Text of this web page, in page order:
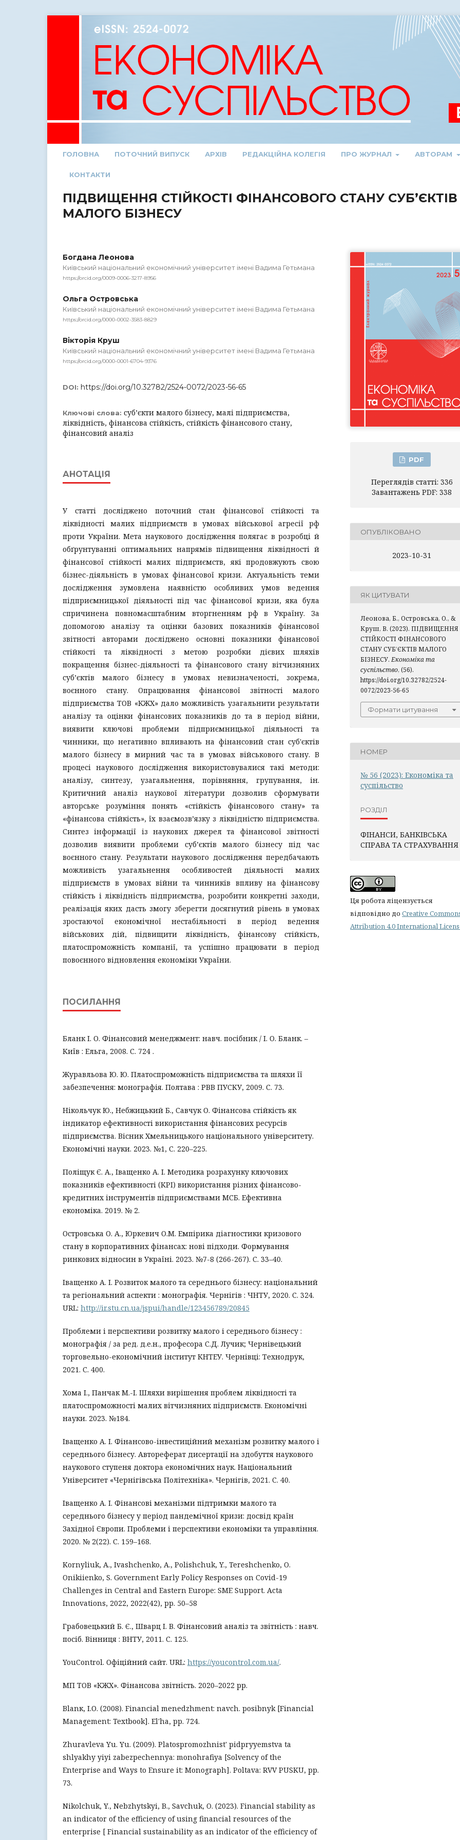
ГОЛОВНА ПОТОЧНИЙ ВИПУСК АРХІВ РЕДАКЦІЙНА КОЛЕГІЯ ПРО ЖУРНАЛ АВТОРАМ
КОНТАКТИ
ПІДВИЩЕННЯ СТІЙКОСТІ ФІНАНСОВОГО СТАНУ СУБ’ЄКТІВ
МАЛОГО БІЗНЕСУ
Богдана Леонова
Київський національний економічний університет імені Вадима Гетьмана
https://orcid.org/0009-0006-3217-8956
Ольга Островська
Київський національний економічний університет імені Вадима Гетьмана
https://orcid.org/0000-0002-3583-8829
Вікторія Круш
Київський національний економічний університет імені Вадима Гетьмана
https://orcid.org/0000-0001-6704-9376
DOI: https://doi.org/10.32782/2524-0072/2023-56-65
Ключові слова: суб’єкти малого бізнесу, малі підприємства,
ліквідність, фінансова стійкість, стійкість фінансового стану,
фінансовий аналіз
АНОТАЦІЯ
У статті досліджено поточний стан фінансової стійкості та
ліквідності малих підприємств в умовах військової агресії рф
проти України. Мета наукового дослідження полягає в розробці й
обґрунтуванні оптимальних напрямів підвищення ліквідності й
фінансової стійкості малих підприємств, які продовжують свою
бізнес-діяльність в умовах фінансової кризи. Актуальність теми
дослідження зумовлена наявністю особливих умов ведення
підприємницької діяльності під час фінансової кризи, яка була
спричинена повномасштабним вторгненням рф в Україну. За
допомогою аналізу та оцінки базових показників фінансової
звітності авторами досліджено основні показники фінансової
стійкості та ліквідності з метою розробки дієвих шляхів
покращення бізнес-діяльності та фінансового стану вітчизняних
суб’єктів малого бізнесу в умовах невизначеності, зокрема,
воєнного стану. Опрацювання фінансової звітності малого
підприємства ТОВ «КЖХ» дало можливість узагальнити результати
аналізу та оцінки фінансових показників до та в період війни,
виявити ключові проблеми підприємницької діяльності та
чинники, що негативно впливають на фінансовий стан суб'єктів
малого бізнесу в мирний час та в умовах військового стану. В
процесі наукового дослідження використовувалися такі методи:
аналізу, синтезу, узагальнення, порівняння, групування, ін.
Критичний аналіз наукової літератури дозволив сформувати
авторське розуміння понять «стійкість фінансового стану» та
«фінансова стійкість», їх взаємозв’язку з ліквідністю підприємства.
Синтез інформації із наукових джерел та фінансової звітності
дозволив виявити проблеми суб’єктів малого бізнесу під час
воєнного стану. Результати наукового дослідження передбачають
можливість узагальнення особливостей діяльності малих
підприємств в умовах війни та чинників впливу на фінансову
стійкість і ліквідність підприємства, розробити конкретні заходи,
реалізація яких дасть змогу зберегти досягнутий рівень в умовах
зростаючої економічної нестабільності в період ведення
військових дій, підвищити ліквідність, фінансову стійкість,
платоспроможність компанії, та успішно працювати в період
повоєнного відновлення економіки України.
ПОСИЛАННЯ
Бланк І. О. Фінансовий менеджмент: навч. посібник / І. О. Бланк. –
Київ : Ельга, 2008. С. 724 .
Журавльова Ю. Ю. Платоспроможність підприємства та шляхи її
забезпечення: монографія. Полтава : РВВ ПУСКУ, 2009. С. 73.
Нікольчук Ю., Небжицький Б., Савчук О. Фінансова стійкість як
індикатор ефективності використання фінансових ресурсів
підприємства. Вісник Хмельницького національного університету.
Економічні науки. 2023. №1, С. 220–225.
Поліщук Є. А., Іващенко А. І. Методика розрахунку ключових
показників ефективності (KPI) використання різних фінансово-
кредитних інструментів підприємствами МСБ. Ефективна
економіка. 2019. № 2.
Островська О. А., Юркевич О.М. Емпірика діагностики кризового
стану в корпоративних фінансах: нові підходи. Формування
ринкових відносин в Україні. 2023. №7-8 (266-267). С. 33–40.
Іващенко А. І. Розвиток малого та середнього бізнесу: національний
та регіональний аспекти : монографія. Чернігів : ЧНТУ, 2020. С. 324.
URL: http://ir.stu.cn.ua/jspui/handle/123456789/20845
Проблеми і перспективи розвитку малого і середнього бізнесу :
монографія / за ред. д.е.н., професора С.Д. Лучик; Чернівецький
торговельно-економічний інститут КНТЕУ. Чернівці: Технодрук,
2021. С. 400.
Хома І., Панчак М.-І. Шляхи вирішення проблем ліквідності та
платоспроможності малих вітчизняних підприємств. Економічні
науки. 2023. №184.
Іващенко А. І. Фінансово-інвестиційний механізм розвитку малого і
середнього бізнесу. Автореферат дисертації на здобуття наукового
наукового ступеня доктора економічних наук. Національний
Університет «Чернігівська Політехніка». Чернігів, 2021. С. 40.
Іващенко А. І. Фінансові механізми підтримки малого та
середнього бізнесу у період пандемічної кризи: досвід країн
Західної Європи. Проблеми і перспективи економіки та управління.
2020. № 2(22). С. 159–168.
Kornyliuk, A., Ivashchenko, A., Polishchuk, Y., Tereshchenko, O.
Onikiienko, S. Government Early Policy Responses on Covid-19
Challenges in Central and Eastern Europe: SME Support. Acta
Innovations, 2022, 2022(42), pp. 50–58
Грабовецький Б. Є., Шварц І. В. Фінансовий аналіз та звітність : навч.
посіб. Вінниця : ВНТУ, 2011. С. 125.
YouControl. Офіційний сайт. URL: https://youcontrol.com.ua/.
МП ТОВ «КЖХ». Фінансова звітність. 2020–2022 рр.
Blanк, І.О. (2008). Financial menedzhment: navch. posibnyk [Financial
Management: Textbook]. Еl'ha, pp. 724.
Zhuravleva Yu. Yu. (2009). Platospromozhnist' pidpryyemstva ta
shlyakhy yiyi zabezpechennya: monohrafiya [Solvency of the
Enterprise and Ways to Ensure it: Monograph]. Poltava: RVV PUSKU, pр.
73.
Nikolchuk, Y., Nebzhytskyi, B., Savchuk, O. (2023). Financial stability as
an indicator of the efficiency of using financial resources of the
enterprise [ Financial sustainability as an indicator of the efficiency of
PDF
Переглядів статті: 336
Завантажень PDF: 338
ОПУБЛІКОВАНО
2023-10-31
ЯК ЦИТУВАТИ
Леонова, Б., Островська, О., &
Круш, В. (2023). ПІДВИЩЕННЯ
СТІЙКОСТІ ФІНАНСОВОГО
СТАНУ СУБ’ЄКТІВ МАЛОГО
БІЗНЕСУ. Економіка та
суспільство, (56).
https://doi.org/10.32782/2524-
0072/2023-56-65
Формати цитування
НОМЕР
№ 56 (2023): Економіка та
суспільство
РОЗДІЛ
ФІНАНСИ, БАНКІВСЬКА
СПРАВА ТА СТРАХУВАННЯ
Ця робота ліцензується
відповідно до Creative
Attribution 4.0 International